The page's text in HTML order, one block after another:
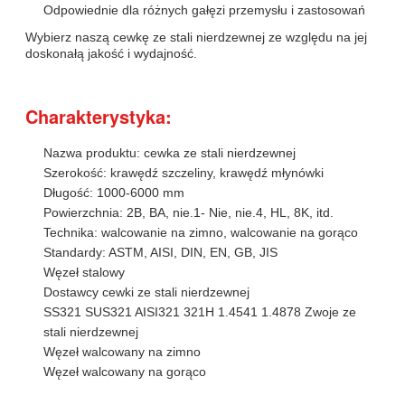
Odpowiednie dla różnych gałęzi przemysłu i zastosowań
Wybierz naszą cewkę ze stali nierdzewnej ze względu na jej
doskonałą jakość i wydajność.
Charakterystyka:
Nazwa produktu: cewka ze stali nierdzewnej
Szerokość: krawędź szczeliny, krawędź młynówki
Długość: 1000-6000 mm
Powierzchnia: 2B, BA, nie.1- Nie, nie.4, HL, 8K, itd.
Technika: walcowanie na zimno, walcowanie na gorąco
Standardy: ASTM, AISI, DIN, EN, GB, JIS
Węzeł stalowy
Dostawcy cewki ze stali nierdzewnej
SS321 SUS321 AISI321 321H 1.4541 1.4878 Zwoje ze
stali nierdzewnej
Węzeł walcowany na zimno
Węzeł walcowany na gorąco